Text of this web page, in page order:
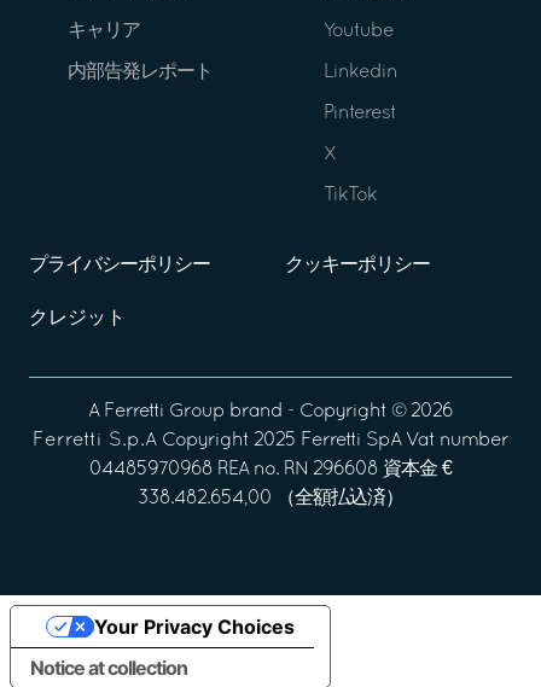
キャリア
内部告発レポート
Youtube
Linkedin
Pinterest
X
TikTok
プライバシーポリシー クッキーポリシー
クレジット
A Ferretti Group brand - Copyright © 2026
Ferretti S.p.A Copyright 2025 Ferretti SpA Vat number
04485970968 REA no. RN 296608 資本金 €
338.482.654,00 （全額払込済）
Notice at collection
Your Privacy Choices